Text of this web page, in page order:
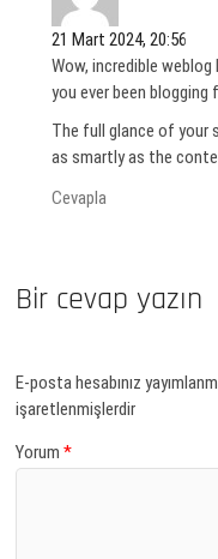
21 Mart 2024, 20:56
Wow, incredible
you ever been blogging
The full glance of
as smartly as the
Cevapla
Bir cevap yazın
E-posta hesabınız
işaretlenmişlerdir
Yorum*